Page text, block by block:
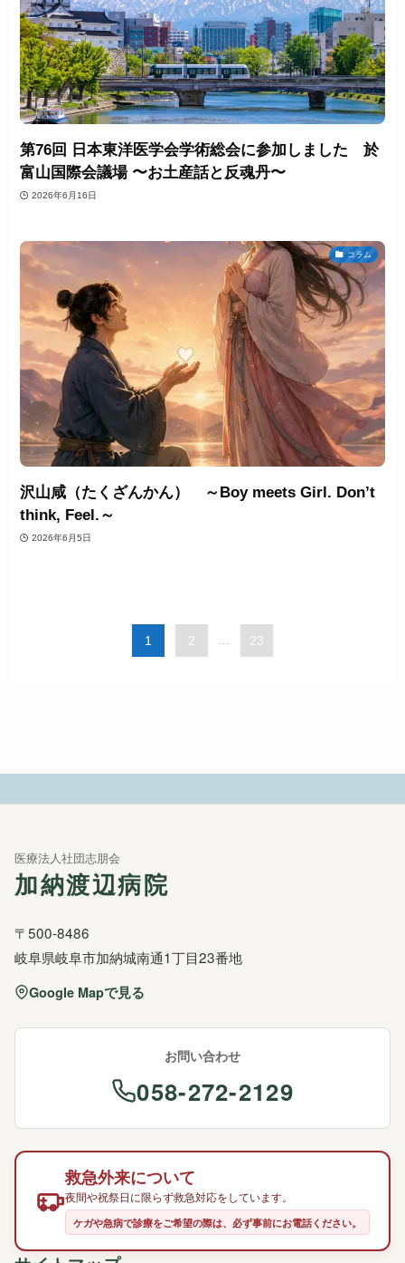
第76回 日本東洋医学会学術総会に参加しました 於
富山国際会議場 〜お土産話と反魂丹〜
2026年6月16日
コラム
沢山咸（たくざんかん） ～Boy meets Girl. Don’t
think, Feel.～
2026年6月5日
1 2 ... 23
医療法人社団志朋会
加納渡辺病院
〒500-8486
岐阜県岐阜市加納城南通1丁目23番地
Google Mapで見る
お問い合わせ
058-272-2129
救急外来について
夜間や祝祭日に限らず救急対応をしています。
ケガや急病で診療をご希望の際は、必ず事前にお電話ください。